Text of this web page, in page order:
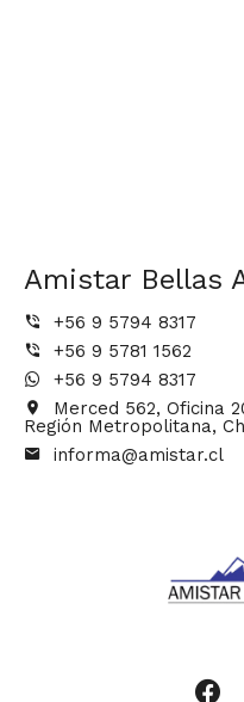
Amistar Bellas
+56 9 5794 8317
+56 9 5781 1562
+56 9 5794 8317
Merced 562, Oficina
Región Metropolitana,
informa@amistar.cl